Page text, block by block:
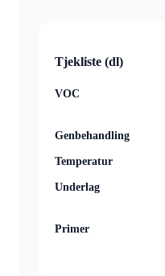
Tjekliste (dl)
VOC
Genbehandling
Temperatur
Underlag
Primer